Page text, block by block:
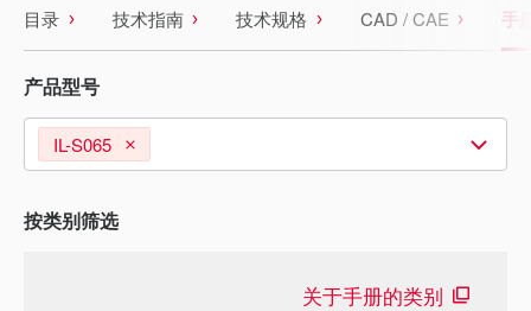
目录 技术指南 技术规格 CAD / CAE 手
产品型号
IL-S065
按类别筛选
关于手册的类别